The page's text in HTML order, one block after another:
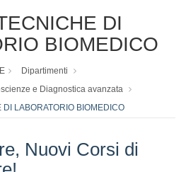
DI
BIOMEDICO
Dipartimenti
e Diagnostica avanzata
LABORATORIO BIOMEDICO
Nuovi Corsi di